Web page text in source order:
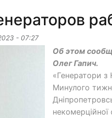
- 07:27
Об этом
Олег Гапич.
«Генератори з
Минулого
некомерційної